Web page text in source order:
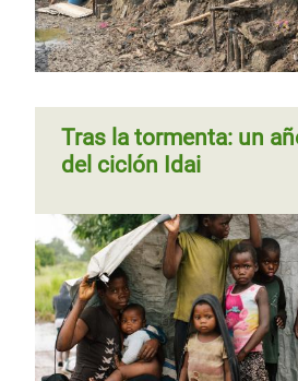
Tras la tormenta: un
del ciclón Idai